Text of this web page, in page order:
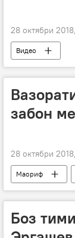
28 октябри
Видео
забон
28 октябри
Маориф
Боз